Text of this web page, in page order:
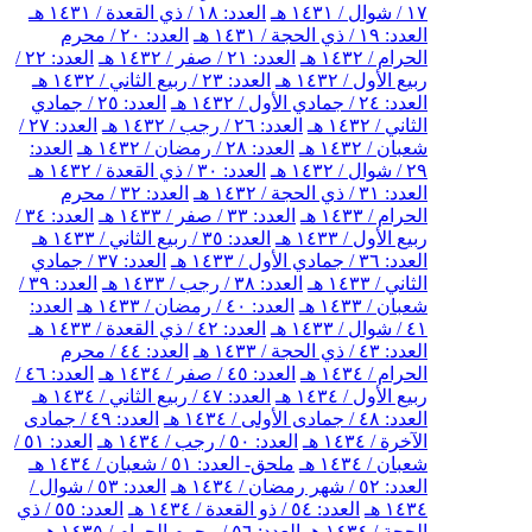
١٧ / شوال / ١٤٣١ هـ
العدد: ١٨ / ذي القعدة / ١٤٣١ هـ
العدد: ١٩ / ذي الحجة / ١٤٣١ هـ
العدد: ٢٠ / محرم
الحرام / ١٤٣٢ هـ
العدد: ٢١ / صفر / ١٤٣٢ هـ
العدد: ٢٢ /
ربيع الأول / ١٤٣٢ هـ
العدد: ٢٣ / ربيع الثاني / ١٤٣٢ هـ
العدد: ٢٤ / جمادي الأول / ١٤٣٢ هـ
العدد: ٢٥ / جمادي
الثاني / ١٤٣٢ هـ
العدد: ٢٦ / رجب / ١٤٣٢ هـ
العدد: ٢٧ /
شعبان / ١٤٣٢ هـ
العدد: ٢٨ / رمضان / ١٤٣٢ هـ
العدد:
٢٩ / شوال / ١٤٣٢ هـ
العدد: ٣٠ / ذي القعدة / ١٤٣٢ هـ
العدد: ٣١ / ذي الحجة / ١٤٣٢ هـ
العدد: ٣٢ / محرم
الحرام / ١٤٣٣ هـ
العدد: ٣٣ / صفر / ١٤٣٣ هـ
العدد: ٣٤ /
ربيع الأول / ١٤٣٣ هـ
العدد: ٣٥ / ربيع الثاني / ١٤٣٣ هـ
العدد: ٣٦ / جمادي الأول / ١٤٣٣ هـ
العدد: ٣٧ / جمادي
الثاني / ١٤٣٣ هـ
العدد: ٣٨ / رجب / ١٤٣٣ هـ
العدد: ٣٩ /
شعبان / ١٤٣٣ هـ
العدد: ٤٠ / رمضان / ١٤٣٣ هـ
العدد:
٤١ / شوال / ١٤٣٣ هـ
العدد: ٤٢ / ذي القعدة / ١٤٣٣ هـ
العدد: ٤٣ / ذي الحجة / ١٤٣٣ هـ
العدد: ٤٤ / محرم
الحرام / ١٤٣٤ هـ
العدد: ٤٥ / صفر / ١٤٣٤ هـ
العدد: ٤٦ /
ربيع الأول / ١٤٣٤ هـ
العدد: ٤٧ / ربيع الثاني / ١٤٣٤ هـ
العدد: ٤٨ / جمادى الأولى / ١٤٣٤ هـ
العدد: ٤٩ / جمادى
الآخرة / ١٤٣٤ هـ
العدد: ٥٠ / رجب / ١٤٣٤ هـ
العدد: ٥١ /
شعبان / ١٤٣٤ هـ
ملحق- العدد: ٥١ / شعبان / ١٤٣٤ هـ
العدد: ٥٢ / شهر رمضان / ١٤٣٤ هـ
العدد: ٥٣ / شوال /
١٤٣٤ هـ
العدد: ٥٤ / ذو القعدة / ١٤٣٤ هـ
العدد: ٥٥ / ذي